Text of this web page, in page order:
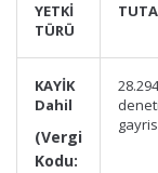
YETKİ
TÜRÜ
KAYİK
Dahil
(Vergi
Kodu: